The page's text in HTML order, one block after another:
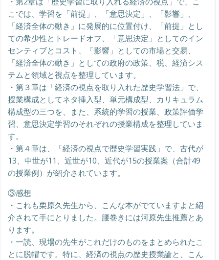
こでは、学習を「前提」、「意思決定」、「影響」、
「経済全体の動き」に発展的に位置付け、「前提」とし
ての希少性とトレードオフ、「意思決定」としてのイン
センティブとコスト、「影響」としての市場と交易、
「経済全体の動き」としての政府の政策、税、経済シス
テムと領域と視点を整理しています。
・第３章は「経済の視点を取り入れた歴史学習法」で、
授業構成としてネタ挿入型、単元構成型、カリキュラム
構成型の三つを、また、系統的学習の授業、政策評価学
習、意思決定学習のそれぞれの授業構成を整理していま
す。
・第４章は、「経済の視点で歴史学習実践」で、古代が
13、中世が11、近世が10、近代が15の授業案（合計49
の授業例）が紹介されています。
③感想
・これも栗原久先生から、こんな本がでていますよと紹
介されて手にとりました。腰巻きには河原先生推薦とあ
ります。
・一読、現場の先生がこれだけのものをまとめられたこ
とに脱帽です。特に、経済の視点の歴史授業論と、こん